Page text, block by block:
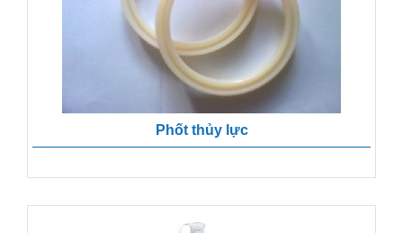
Phốt thủy lực